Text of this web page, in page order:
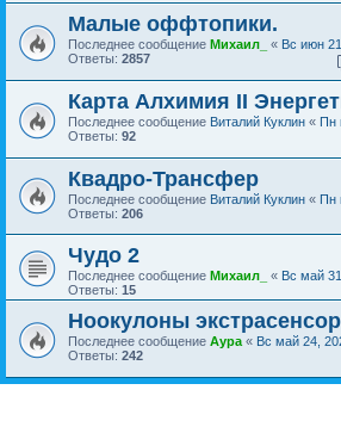
Малые оффтопики.
Последнее сообщение Михаил_ « Вс июн
Ответы: 2857
Карта Алхимия II
Последнее сообщение Виталий Куклин « Пн
Ответы: 92
Квадро-Трансфер
Последнее сообщение Виталий Куклин « Пн
Ответы: 206
Чудо 2
Последнее сообщение Михаил_ « Вс май
Ответы: 15
Ноокулоны
Последнее сообщение Аура « Вс май 24,
Ответы: 242